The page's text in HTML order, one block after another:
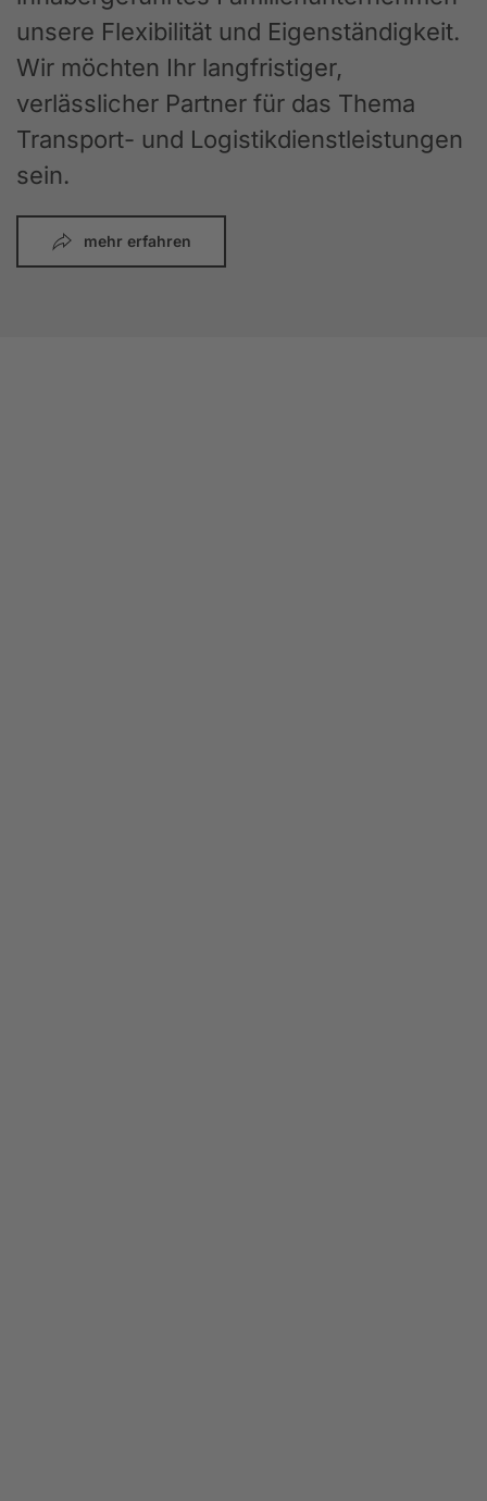
unsere Flexibilität und Eigenständigkeit.
Wir möchten Ihr langfristiger,
verlässlicher Partner für das Thema
Transport- und Logistikdienstleistungen
sein.
mehr erfahren